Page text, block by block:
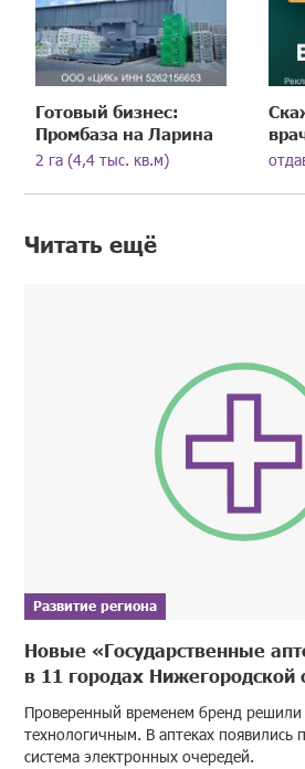
Готовый бизнес:
Промбаза на Ларина
2 га (4,4 тыс. кв.м)
Читать ещё
Развитие региона
Новые «Государственные
в 11 городах Нижегородской
Проверенный временем бренд решили
технологичным. В аптеках появились
система электронных очередей.